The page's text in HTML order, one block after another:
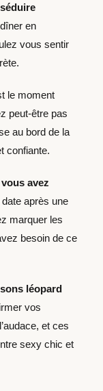
en
vous sentir
le moment
peut-être pas
au bord de la
confiante.
avez
après une
marquer les
besoin de ce
léopard
vos
et ces
sexy chic et